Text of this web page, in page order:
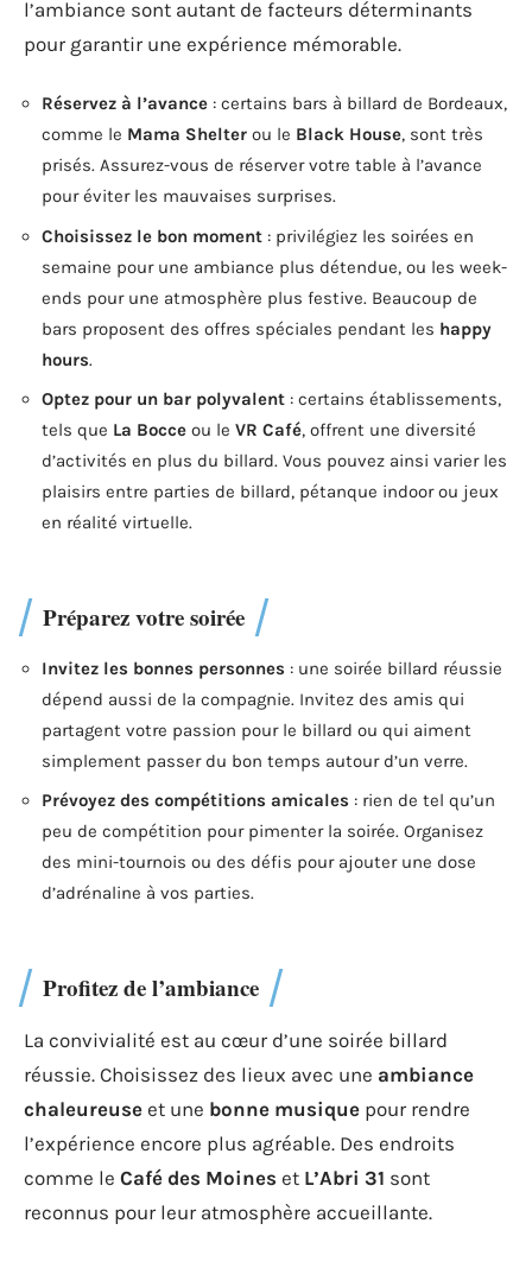
l’ambiance sont autant de facteurs déterminants
pour garantir une expérience mémorable.
Réservez à l’avance : certains bars à billard de Bordeaux,
comme le Mama Shelter ou le Black House, sont très
prisés. Assurez-vous de réserver votre table à l’avance
pour éviter les mauvaises surprises.
Choisissez le bon moment : privilégiez les soirées en
semaine pour une ambiance plus détendue, ou les week-
ends pour une atmosphère plus festive. Beaucoup de
bars proposent des offres spéciales pendant les happy
hours.
Optez pour un bar polyvalent : certains établissements,
tels que La Bocce ou le VR Café, offrent une diversité
d’activités en plus du billard. Vous pouvez ainsi varier les
plaisirs entre parties de billard, pétanque indoor ou jeux
en réalité virtuelle.
Préparez votre soirée
Invitez les bonnes personnes : une soirée billard réussie
dépend aussi de la compagnie. Invitez des amis qui
partagent votre passion pour le billard ou qui aiment
simplement passer du bon temps autour d’un verre.
Prévoyez des compétitions amicales : rien de tel qu’un
peu de compétition pour pimenter la soirée. Organisez
des mini-tournois ou des défis pour ajouter une dose
d’adrénaline à vos parties.
Profitez de l’ambiance
La convivialité est au cœur d’une soirée billard
réussie. Choisissez des lieux avec une ambiance
chaleureuse et une bonne musique pour rendre
l’expérience encore plus agréable. Des endroits
comme le Café des Moines et L’Abri 31 sont
reconnus pour leur atmosphère accueillante.